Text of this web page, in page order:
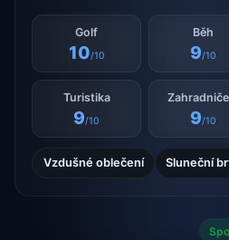
Golf
10/10
Běh
9/10
Turistika
9/10 9/10
Vzdušné oblečení Sluneční